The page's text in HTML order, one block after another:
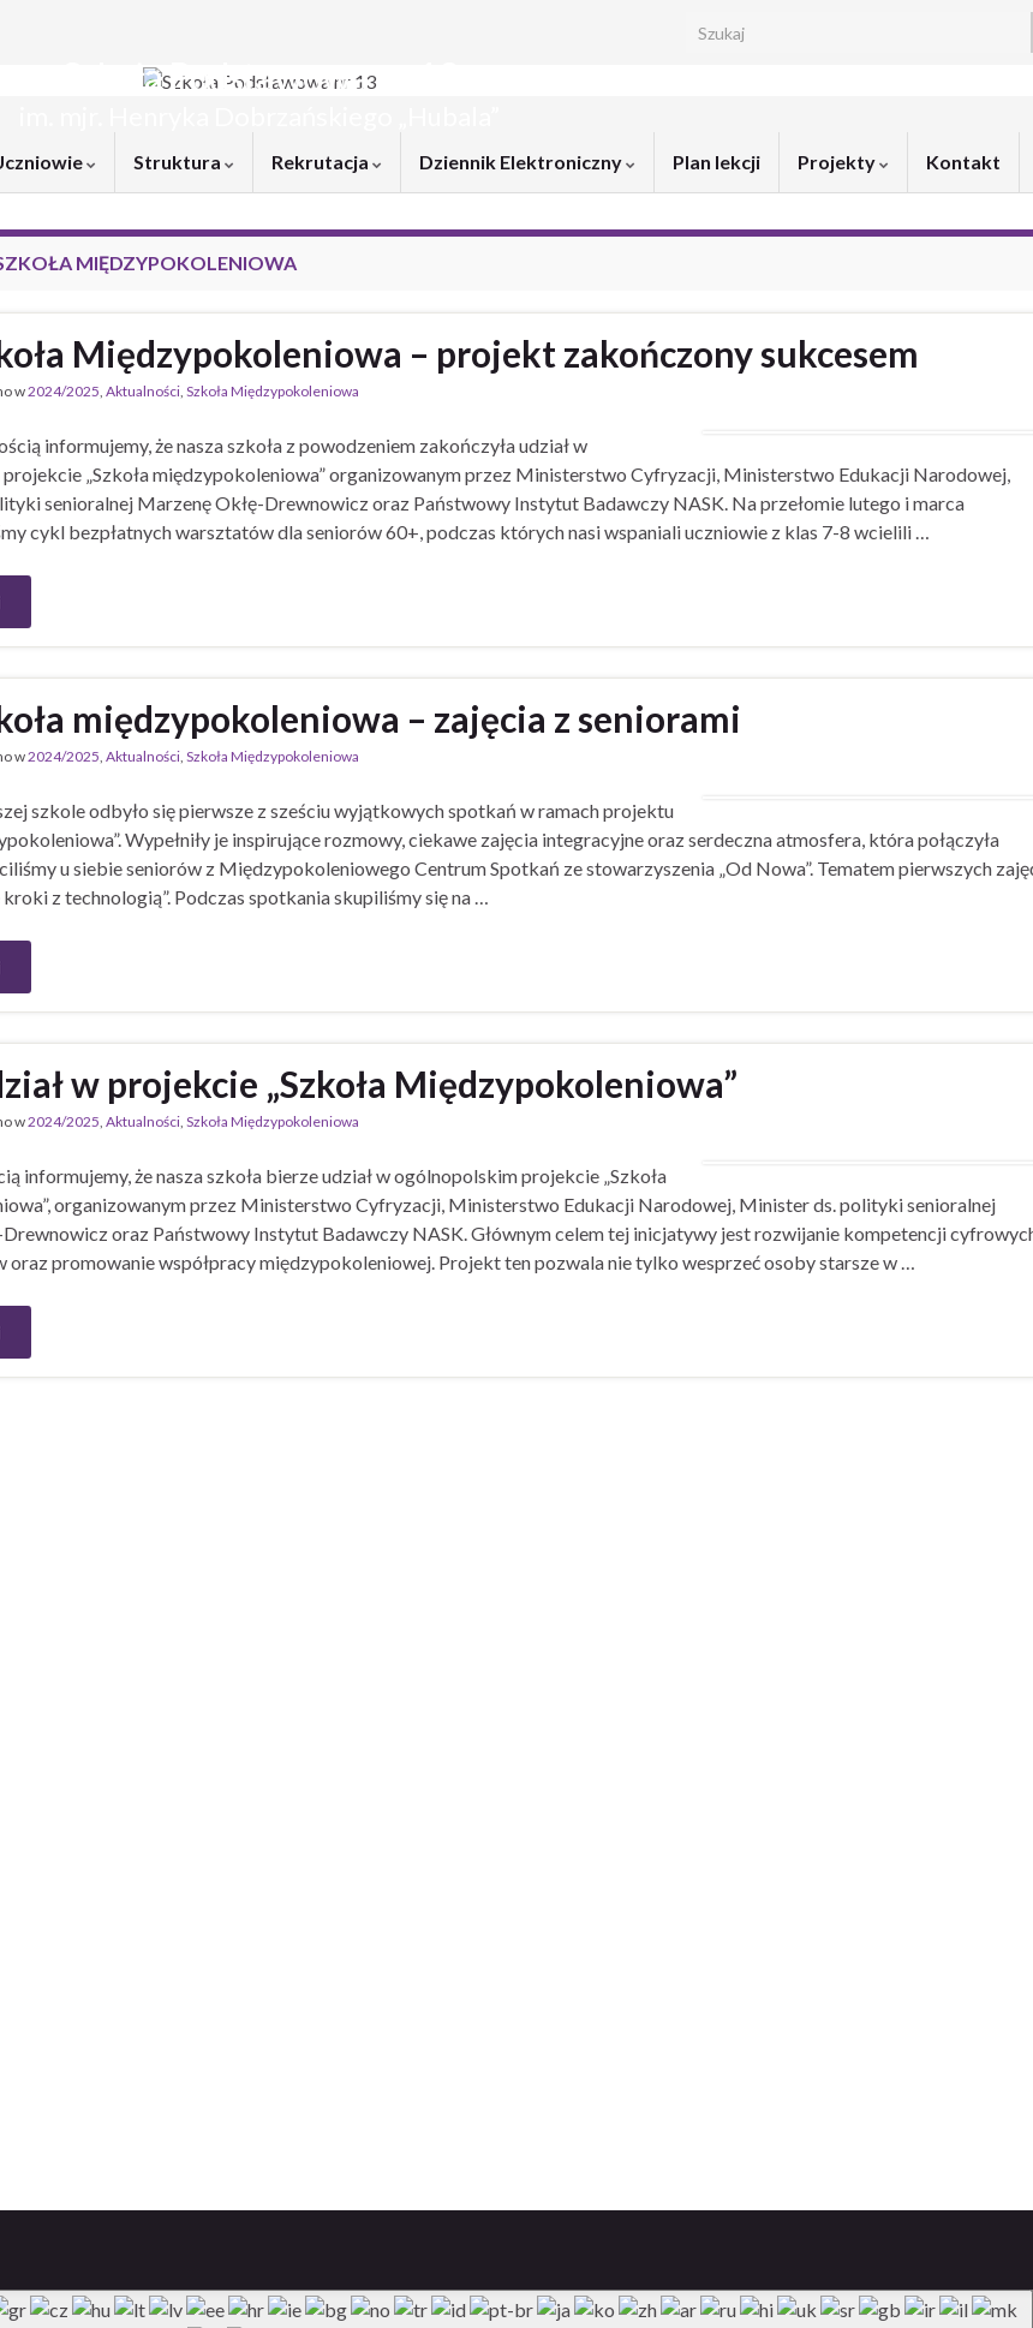
Search for:
Szkoła Podstawowa nr 13
Struktura Rekrutacja Dziennik Elektroniczny Plan lekcji Projekty Kontakt
MIĘDZYPOKOLENIOWA
Międzypokoleniowa – projekt zakończony sukcesem
w2024/2025, Aktualności, Szkoła Międzypokoleniowa
informujemy, że nasza szkoła z powodzeniem zakończyła udział w
„Szkoła międzypokoleniowa” organizowanym przez Ministerstwo Cyfryzacji, Ministerstwo Edukacji Narodowej,
senioralnej Marzenę Okłę-Drewnowicz oraz Państwowy Instytut Badawczy NASK. Na przełomie lutego i marca
cykl bezpłatnych warsztatów dla seniorów 60+, podczas których nasi wspaniali uczniowie z klas 7-8 wcielili …
międzypokoleniowa – zajęcia z seniorami
w2024/2025, Aktualności, Szkoła Międzypokoleniowa
szkole odbyło się pierwsze z sześciu wyjątkowych spotkań w ramach projektu
Wypełniły je inspirujące rozmowy, ciekawe zajęcia integracyjne oraz serdeczna atmosfera, która połączyła
u siebie seniorów z Międzypokoleniowego Centrum Spotkań ze stowarzyszenia „Od Nowa”. Tematem pierwszych
kroki z technologią”. Podczas spotkania skupiliśmy się na …
w projekcie „Szkoła Międzypokoleniowa”
w2024/2025, Aktualności, Szkoła Międzypokoleniowa
informujemy, że nasza szkoła bierze udział w ogólnopolskim projekcie „Szkoła
organizowanym przez Ministerstwo Cyfryzacji, Ministerstwo Edukacji Narodowej, Minister ds. polityki senioralnej
oraz Państwowy Instytut Badawczy NASK. Głównym celem tej inicjatywy jest rozwijanie kompetencji
oraz promowanie współpracy międzypokoleniowej. Projekt ten pozwala nie tylko wesprzeć osoby starsze w …